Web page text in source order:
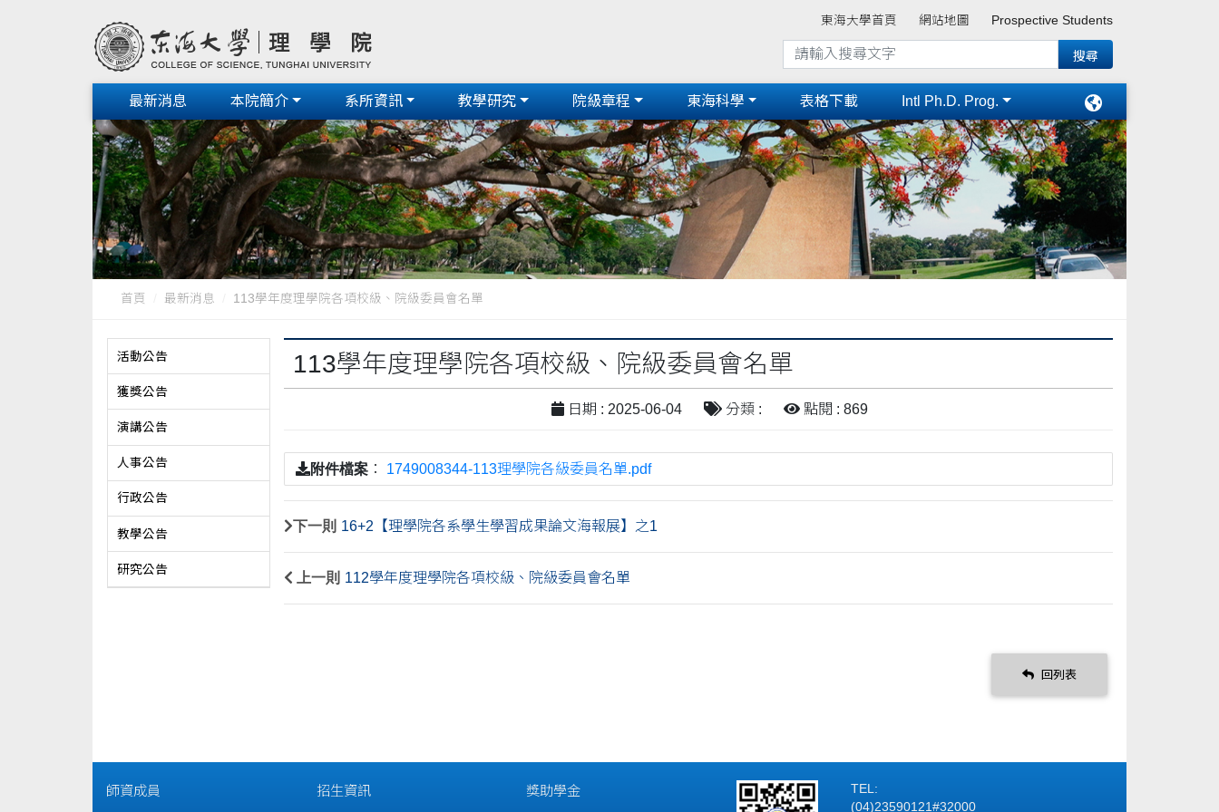
東海大學首頁 網站地圖 Prospective Students
最新消息 本院簡介 系所資訊 教學研究 院級章程 東海科學 表格下載 Intl Ph.D. Prog.
首頁 最新消息 113學年度理學院各項校級、院級委員會名單
活動公告
獲獎公告
演講公告
人事公告
行政公告
教學公告
研究公告
113學年度理學院各項校級、院級委員會名單
日期 : 2025-06-04 分類 : 點閱 : 869
附件檔案 ： 1749008344-113理學院各級委員名單.pdf
下一則 16+2【理學院各系學生學習成果論文海報展】之1
上一則 112學年度理學院各項校級、院級委員會名單
回列表
師資成員 招生資訊 獎助學金
TEL:
(04)23590121#32000